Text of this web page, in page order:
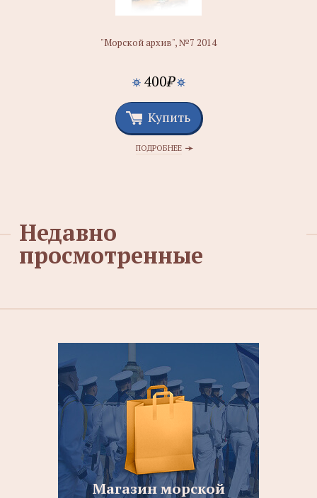
"Морской архив", №7 2014
400₽
Купить
ПОДРОБНЕЕ
Недавно
просмотренные
Магазин морской